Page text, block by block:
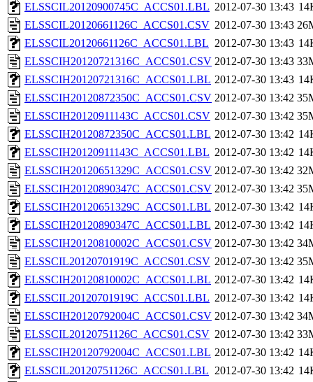
ELSSCIL20120900745C_ACCS01.LBL 2012-07-30 13:43
ELSSCIL20120661126C_ACCS01.CSV 2012-07-30 13:43
ELSSCIL20120661126C_ACCS01.LBL 2012-07-30 13:43
ELSSCIH20120721316C_ACCS01.CSV 2012-07-30 13:43
ELSSCIH20120721316C_ACCS01.LBL 2012-07-30 13:43
ELSSCIH20120872350C_ACCS01.CSV 2012-07-30 13:42
ELSSCIH20120911143C_ACCS01.CSV 2012-07-30 13:42
ELSSCIH20120872350C_ACCS01.LBL 2012-07-30 13:42
ELSSCIH20120911143C_ACCS01.LBL 2012-07-30 13:42
ELSSCIH20120651329C_ACCS01.CSV 2012-07-30 13:42
ELSSCIH20120890347C_ACCS01.CSV 2012-07-30 13:42
ELSSCIH20120651329C_ACCS01.LBL 2012-07-30 13:42
ELSSCIH20120890347C_ACCS01.LBL 2012-07-30 13:42
ELSSCIH20120810002C_ACCS01.CSV 2012-07-30 13:42
ELSSCIL20120701919C_ACCS01.CSV 2012-07-30 13:42
ELSSCIH20120810002C_ACCS01.LBL 2012-07-30 13:42
ELSSCIL20120701919C_ACCS01.LBL 2012-07-30 13:42
ELSSCIH20120792004C_ACCS01.CSV 2012-07-30 13:42
ELSSCIL20120751126C_ACCS01.CSV 2012-07-30 13:42
ELSSCIH20120792004C_ACCS01.LBL 2012-07-30 13:42
ELSSCIL20120751126C_ACCS01.LBL 2012-07-30 13:42